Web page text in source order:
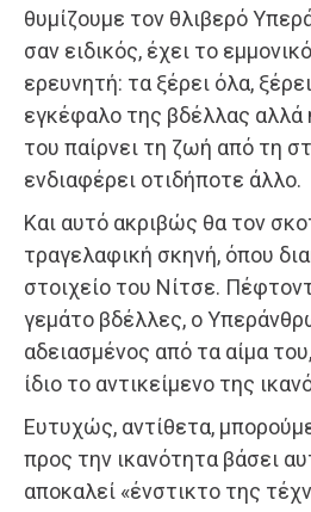
θυμίζουμε τον θλιβερό
σαν ειδικός, έχει το
ερευνητή: τα ξέρει όλα,
εγκέφαλο της βδέλλας αλλά
του παίρνει τη ζωή από τη
ενδιαφέρει οτιδήποτε άλλο.
Και αυτό ακριβώς θα τον
τραγελαφική σκηνή, όπου
στοιχείο του Νίτσε.
γεμάτο βδέλλες, ο
αδειασμένος από τα αίμα
ίδιο το αντικείμενο της
Ευτυχώς, αντίθετα,
προς την ικανότητα βάσει
αποκαλεί «ένστικτο της